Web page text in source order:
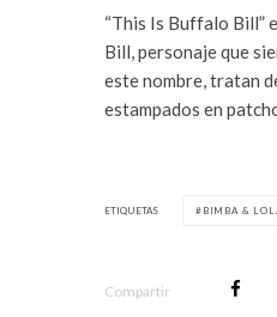
“This Is Buffalo Bill”
Bill, personaje que
este nombre, tratan
estampados en
ETIQUETAS BIMBA &
Compartir